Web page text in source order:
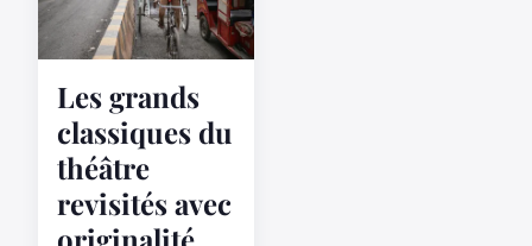
Les grands
classiques du
théâtre
revisités avec